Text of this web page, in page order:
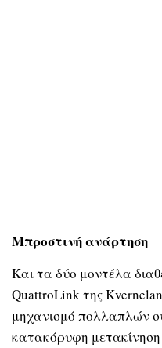
Μπροστινή ανάρτηση
Και τα δύο μοντέλα
QuattroLink της
μηχανισμό πολλαπλών
κατακόρυφη